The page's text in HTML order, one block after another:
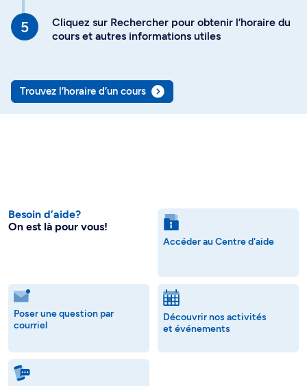
Cliquez sur Rechercher pour obtenir l’horaire du
cours et autres informations utiles
Trouvez l’horaire d’un cours
Besoin d’aide?
On est là pour vous!
Accéder au Centre d'aide
Poser une question par
courriel
Découvrir nos activités
et événements